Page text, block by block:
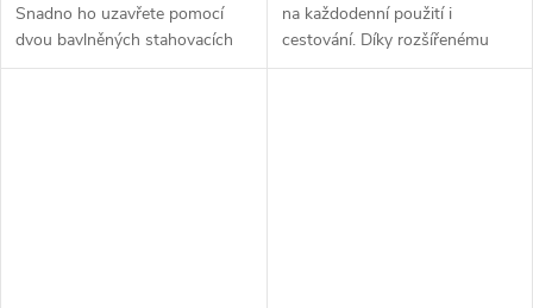
Snadno ho uzavřete pomocí
dvou bavlněných stahovacích
šňůrek. Použití: pytlík je vhodný
na každodenní použití i
cestování. Díky rozšířenému
dnu, má velký vnitřní prostor. Je